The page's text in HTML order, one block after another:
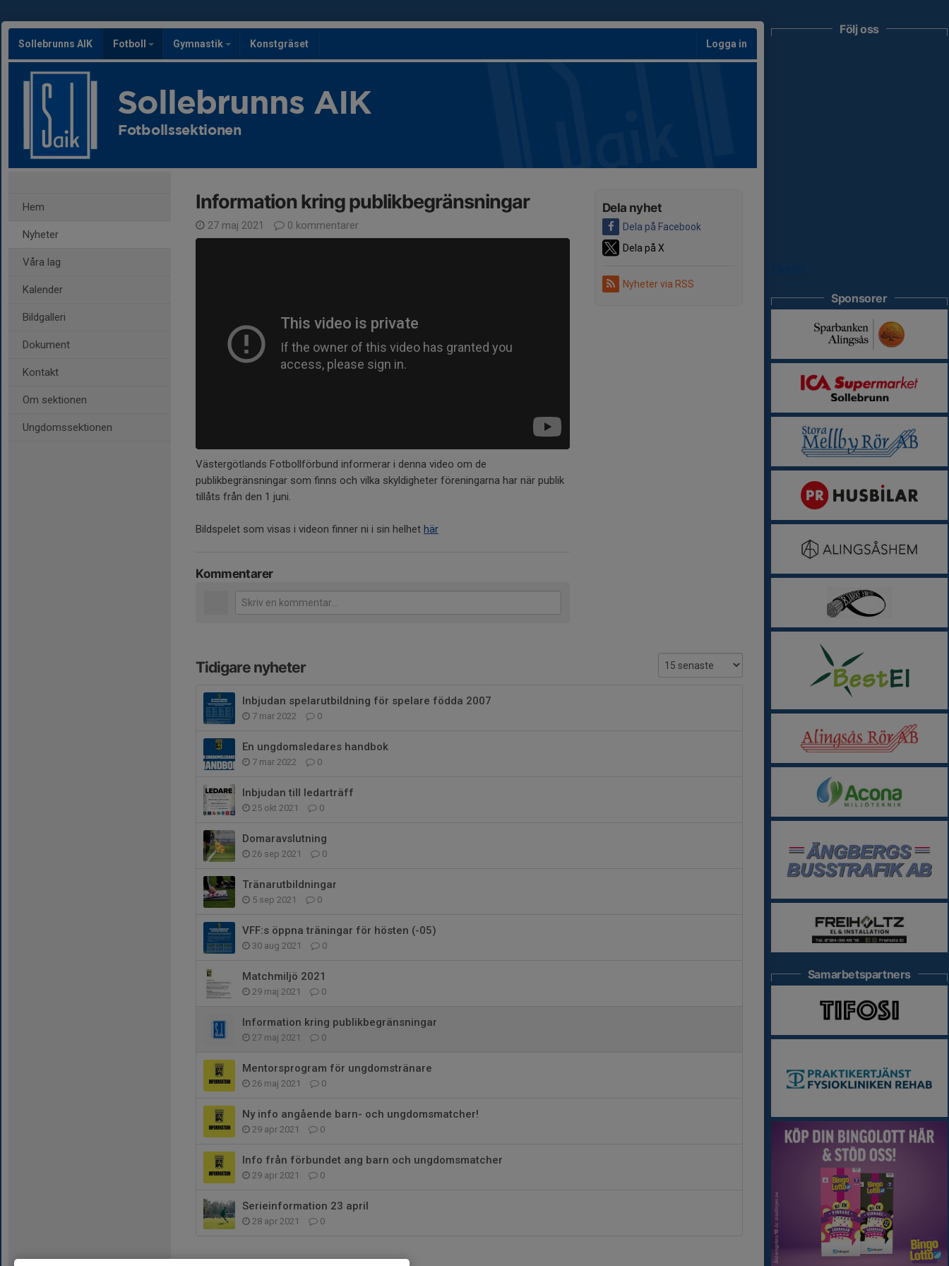
Sollebrunns AIK Fotboll Gymnastik Konstgräset Logga in
Sollebrunns AIK
Fotbollssektionen
Hem
Nyheter
Våra lag
Kalender
Bildgalleri
Dokument
Kontakt
Om sektionen
Ungdomssektionen
Dela nyhet
Dela på Facebook
Dela på X
Nyheter via RSS
Information kring publikbegränsningar
27 maj 2021 0 kommentarer
Västergötlands Fotbollförbund informerar i denna video om de
publikbegränsningar som finns och vilka skyldigheter föreningarna har när publik
tillåts från den 1 juni.
Bildspelet som visas i videon finner ni i sin helhet här
Kommentarer
Tidigare nyheter
Inbjudan spelarutbildning för spelare födda 2007
7 mar 2022 0
En ungdomsledares handbok
7 mar 2022 0
Inbjudan till ledarträff
25 okt 2021 0
Domaravslutning
26 sep 2021 0
Tränarutbildningar
5 sep 2021 0
VFF:s öppna träningar för hösten (-05)
30 aug 2021 0
Matchmiljö 2021
29 maj 2021 0
Information kring publikbegränsningar
27 maj 2021 0
Mentorsprogram för ungdomstränare
26 maj 2021 0
Ny info angående barn- och ungdomsmatcher!
29 apr 2021 0
Info från förbundet ang barn och ungdomsmatcher
29 apr 2021 0
Serieinformation 23 april
28 apr 2021 0
Följ oss
Sponsorer
Samarbetspartners